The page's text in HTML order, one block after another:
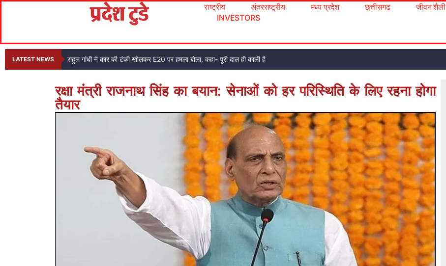
राष्ट्रीय अंतरराष्ट्रीय मध्य प्रदेश छत्तीसगढ जीवन शैली
INVESTORS
LATEST NEWS राहुल गांधी ने कार की टंकी खोलकर E20 पर हमला बोला, कहा- पूरी दाल ही काली है
रक्षा मंत्री राजनाथ सिंह का बयान: सेनाओं को हर परिस्थिति के लिए रहना होगा
तैयार